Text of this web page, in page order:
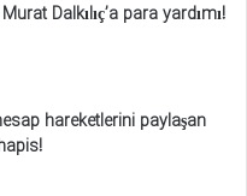
Dalkılıç’a para yardımı!
hareketlerini paylaşan